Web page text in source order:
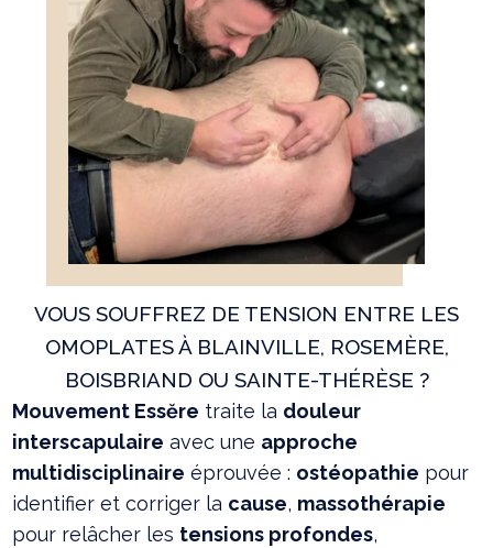
VOUS SOUFFREZ DE TENSION ENTRE LES
OMOPLATES À BLAINVILLE, ROSEMÈRE,
BOISBRIAND OU SAINTE-THÉRÈSE ?
Mouvement Essĕre traite la douleur
interscapulaire avec une approche
multidisciplinaire éprouvée : ostéopathie pour
identifier et corriger la cause, massothérapie
pour relâcher les tensions profondes,